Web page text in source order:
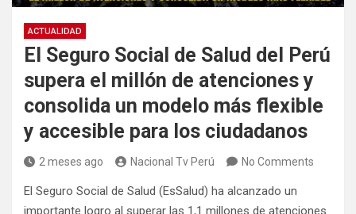
ACTUALIDAD
El Seguro Social de Salud del Perú
supera el millón de atenciones y
consolida un modelo más flexible
y accesible para los ciudadanos
2 meses ago Nacional Tv Perú No Comments
El Seguro Social de Salud (EsSalud) ha alcanzado un
importante logro al superar las 1,1 millones de atenciones